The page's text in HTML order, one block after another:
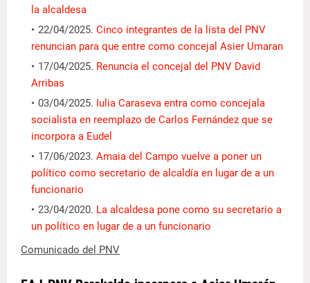
la alcaldesa
22/04/2025. Cinco integrantes de la lista del PNV
renuncian para que entre como concejal Asier Umaran
17/04/2025. Renuncia el concejal del PNV David
Arribas
03/04/2025. Iulia Caraseva entra como concejala
socialista en reemplazo de Carlos Fernández que se
incorpora a Eudel
17/06/2023. Amaia del Campo vuelve a poner un
político como secretario de alcaldía en lugar de a un
funcionario
23/04/2020. La alcaldesa pone como su secretario a
un político en lugar de a un funcionario
Comunicado del PNV